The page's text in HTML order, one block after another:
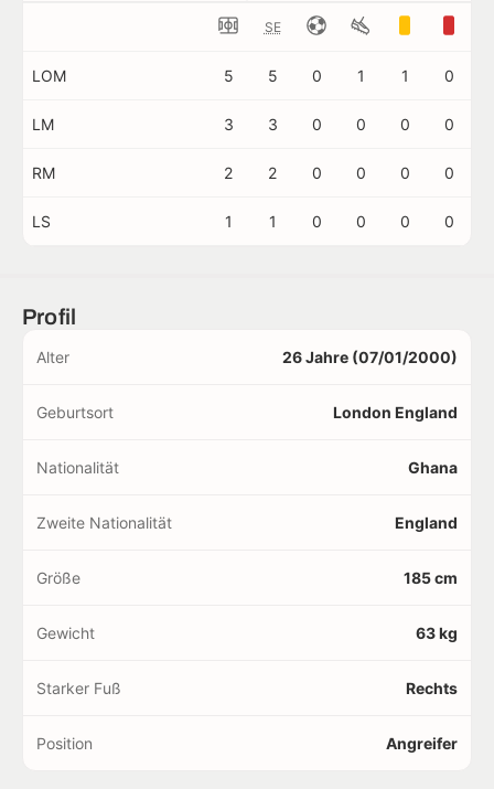
SE
LOM 5 5 0 1 1 0
LM 3 3 0 0 0 0
RM 2 2 0 0 0 0
LS 1 1 0 0 0 0
Profil
Alter 26 Jahre (07/01/2000)
Geburtsort London England
Nationalität Ghana
Zweite Nationalität England
Größe 185 cm
Gewicht 63 kg
Starker Fuß Rechts
Position Angreifer